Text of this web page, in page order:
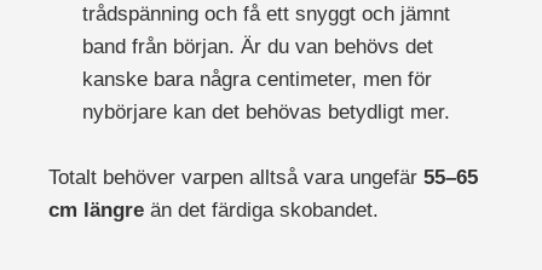
trådspänning och få ett snyggt och jämnt
band från början. Är du van behövs det
kanske bara några centimeter, men för
nybörjare kan det behövas betydligt mer.
Totalt behöver varpen alltså vara ungefär 55–65
cm längre än det färdiga skobandet.